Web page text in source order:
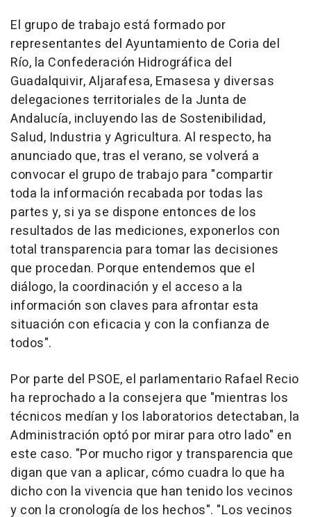
El grupo de trabajo está formado por
representantes del Ayuntamiento de Coria del
Río, la Confederación Hidrográfica del
Guadalquivir, Aljarafesa, Emasesa y diversas
delegaciones territoriales de la Junta de
Andalucía, incluyendo las de Sostenibilidad,
Salud, Industria y Agricultura. Al respecto, ha
anunciado que, tras el verano, se volverá a
convocar el grupo de trabajo para "compartir
toda la información recabada por todas las
partes y, si ya se dispone entonces de los
resultados de las mediciones, exponerlos con
total transparencia para tomar las decisiones
que procedan. Porque entendemos que el
diálogo, la coordinación y el acceso a la
información son claves para afrontar esta
situación con eficacia y con la confianza de
todos".
Por parte del PSOE, el parlamentario Rafael Recio
ha reprochado a la consejera que "mientras los
técnicos medían y los laboratorios detectaban, la
Administración optó por mirar para otro lado" en
este caso. "Por mucho rigor y transparencia que
digan que van a aplicar, cómo cuadra lo que ha
dicho con la vivencia que han tenido los vecinos
y con la cronología de los hechos". "Los vecinos